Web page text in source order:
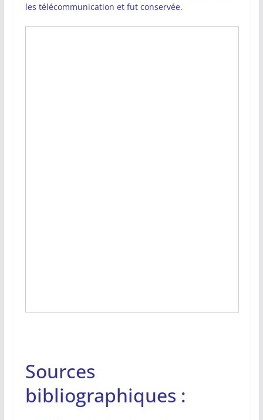
les télécommunication et fut conservée.
Sources
bibliographiques :